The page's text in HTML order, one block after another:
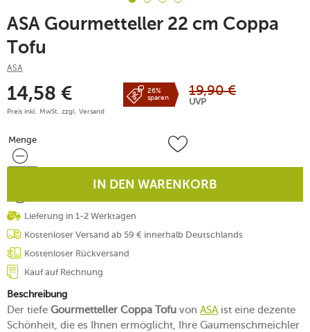
ASA Gourmetteller 22 cm Coppa
Tofu
ASA
14,58 €
Preis inkl. MwSt. zzgl. Versand
26%
sparen
19,90 €
UVP
Menge
Menge
IN DEN WARENKORB
Lieferung in 1-2 Werktagen
Kostenloser Versand ab 59 € innerhalb Deutschlands
Kostenloser Rückversand
Kauf auf Rechnung
Beschreibung
Der tiefe Gourmetteller Coppa Tofu von ASAist eine dezente
Schönheit, die es Ihnen ermöglicht, Ihre Gaumenschmeichler